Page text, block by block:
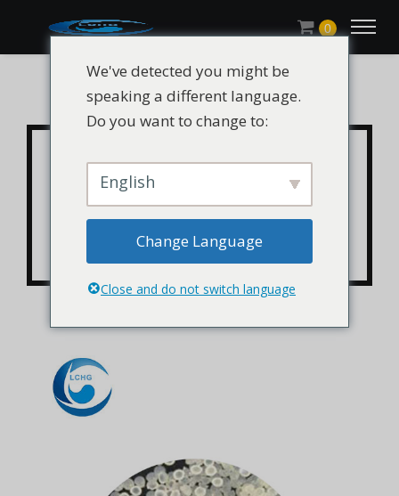
0
CHLUMILS® UV-783 /
HALS 783 / UV
fénystabilizátor 783 /
Tinuvin 783
We've detected you might be
speaking a different language.
Do you want to change to:
English
Change Language
Close and do not switch language